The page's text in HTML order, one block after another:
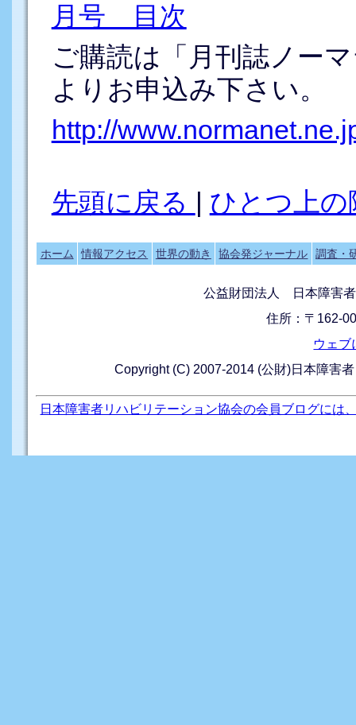
月号 目次
ご購読は「月刊誌ノー
よりお申込み下さい。
http://
先頭に戻る | ひとつ上の
ホーム 情報アクセス 世界の動き 協会発ジャーナル 調査・
公益財団法人 日本障害
住所：〒162-
ウェブ
Copyright (C) 2007-2014 (公財)日本障害
日本障害者リハビリテーション協会の会員ブログには